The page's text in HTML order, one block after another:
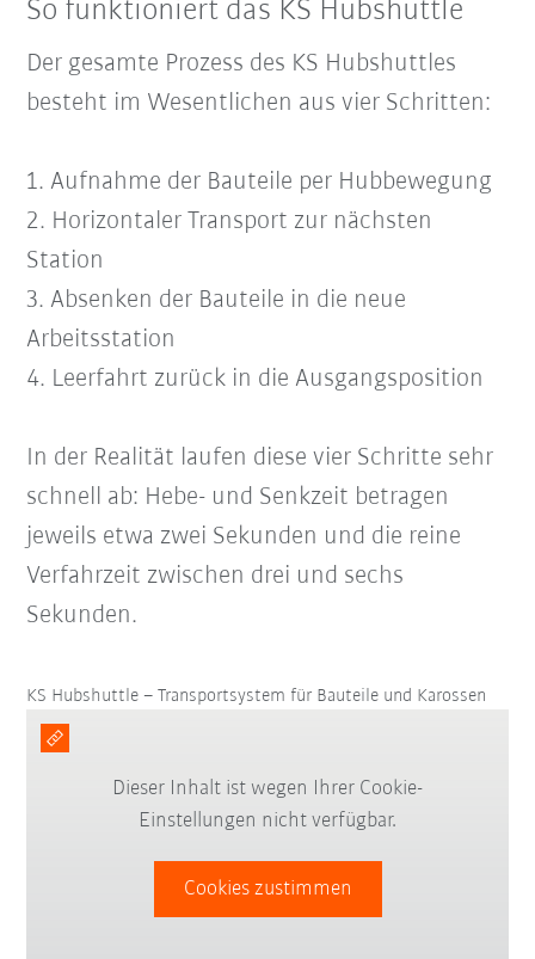
So funktioniert das KS Hubshuttle
Der gesamte Prozess des KS Hubshuttles
besteht im Wesentlichen aus vier Schritten:
1. Aufnahme der Bauteile per Hubbewegung
2. Horizontaler Transport zur nächsten
Station
3. Absenken der Bauteile in die neue
Arbeitsstation
4. Leerfahrt zurück in die Ausgangsposition
In der Realität laufen diese vier Schritte sehr
schnell ab: Hebe- und Senkzeit betragen
jeweils etwa zwei Sekunden und die reine
Verfahrzeit zwischen drei und sechs
Sekunden.
KS Hubshuttle – Transportsystem für Bauteile und Karossen
Dieser Inhalt ist wegen Ihrer Cookie-
Einstellungen nicht verfügbar.
Cookies zustimmen